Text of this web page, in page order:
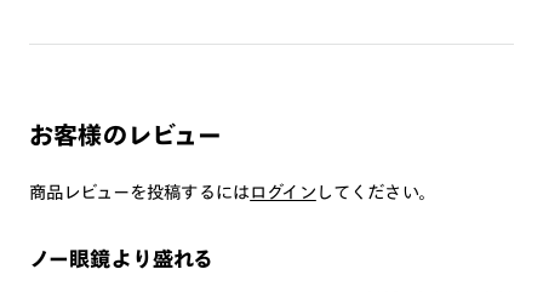
ガネを作成できますか？
み）をご注文の場合、レンズ交換券を選択後に店舗にて度
商品とレンズ交換券が届きましたらお近くのJINS店舗へご
作成日数をいただきます。
お客様のレビュー
商品レビューを投稿するにはログイン してください。
ノー眼鏡より盛れる